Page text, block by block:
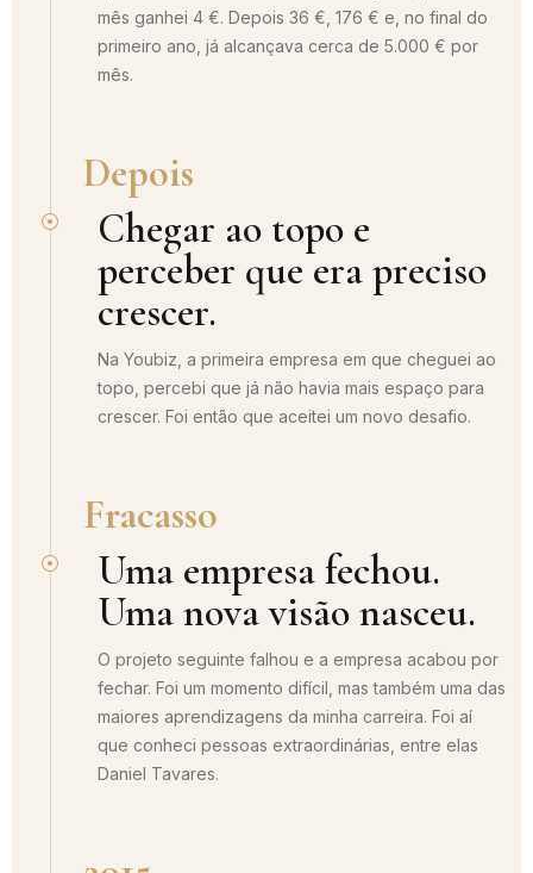
mês ganhei 4 €. Depois 36 €, 176 € e, no final do
primeiro ano, já alcançava cerca de 5.000 € por
mês.
Depois
Chegar ao topo e
perceber que era preciso
crescer.
Na Youbiz, a primeira empresa em que cheguei ao
topo, percebi que já não havia mais espaço para
crescer. Foi então que aceitei um novo desafio.
Fracasso
Uma empresa fechou.
Uma nova visão nasceu.
O projeto seguinte falhou e a empresa acabou por
fechar. Foi um momento difícil, mas também uma das
maiores aprendizagens da minha carreira. Foi aí
que conheci pessoas extraordinárias, entre elas
Daniel Tavares.